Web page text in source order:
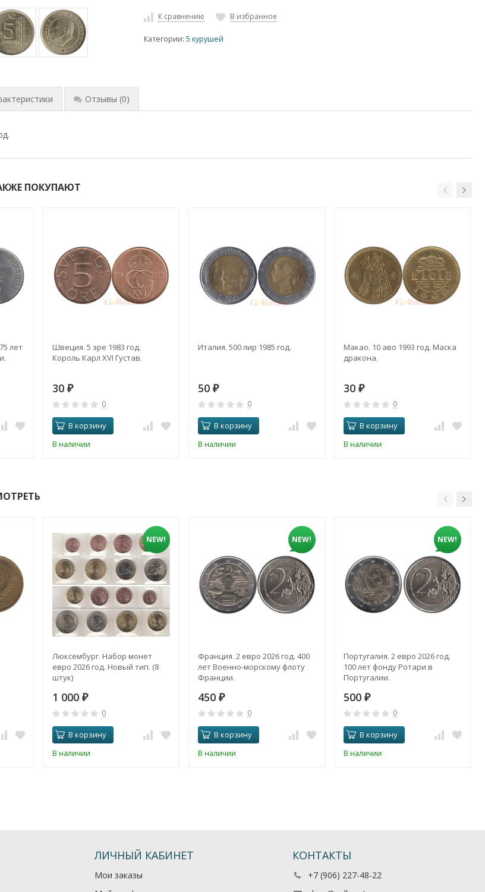
К сравнению В избранное
Категории:5 курушей
Отзывы (0)
ПОКУПАЮТ
лет
Швеция. 5 эре 1983 год.
Король Карл XVI Густав.
30 ₽
0
В корзину
В наличии
Италия. 500 лир 1985 год.
50 ₽
0
В корзину
В наличии
Макао. 10 аво 1993 год. Маска
дракона.
30 ₽
0
В корзину
В наличии
NEW!
Люксембург. Набор монет
евро 2026 год. Новый тип. (8
штук)
1 000 ₽
0
В корзину
В наличии
NEW!
Франция. 2 евро 2026 год. 400
лет Военно-морскому флоту
Франции.
450 ₽
0
В корзину
В наличии
NEW!
Португалия. 2 евро 2026 год.
100 лет фонду Ротари в
Португалии.
500 ₽
0
В корзину
В наличии
ЛИЧНЫЙ КАБИНЕТ
Мои заказы
КОНТАКТЫ
+7 (906) 227-48-22